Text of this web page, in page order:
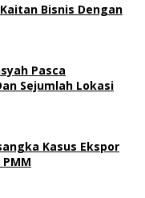
Bisnis Dengan
Pasca
Sejumlah Lokasi
Kasus Ekspor